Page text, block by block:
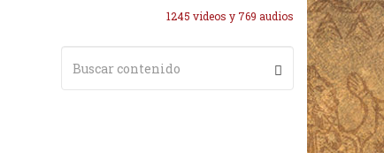
1245 videos y 769 audios